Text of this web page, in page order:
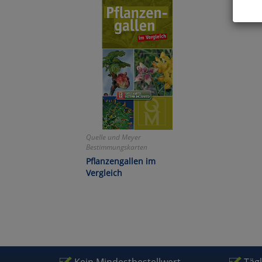
Quelle und Meyer
Bestimmungskarten
Pflanzengallen im
Vergleich